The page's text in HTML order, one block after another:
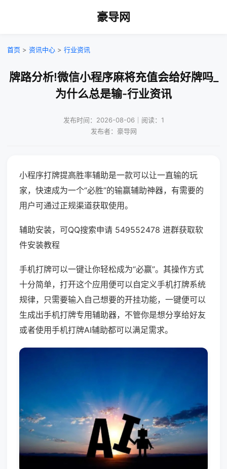
豪导网
首页 > 资讯中心 > 行业资讯
牌路分析!微信小程序麻将充值会给好牌吗_
为什么总是输-行业资讯
发布时间：2026-08-06｜阅读：1
发布者：豪导网
小程序打牌提高胜率辅助是一款可以让一直输的玩
家，快速成为一个“必胜”的输赢辅助神器，有需要的
用户可通过正规渠道获取使用。
辅助安装，可QQ搜索申请 549552478 进群获取软
件安装教程
手机打牌可以一键让你轻松成为“必赢”。其操作方式
十分简单，打开这个应用便可以自定义手机打牌系统
规律，只需要输入自己想要的开挂功能，一键便可以
生成出手机打牌专用辅助器，不管你是想分享给好友
或者使用手机打牌AI辅助都可以满足需求。